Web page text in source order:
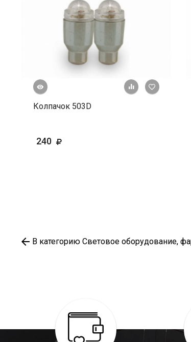
+ К В
Колпачок 503D
240
Быстрый просмотр
В категорию Световое оборудование,